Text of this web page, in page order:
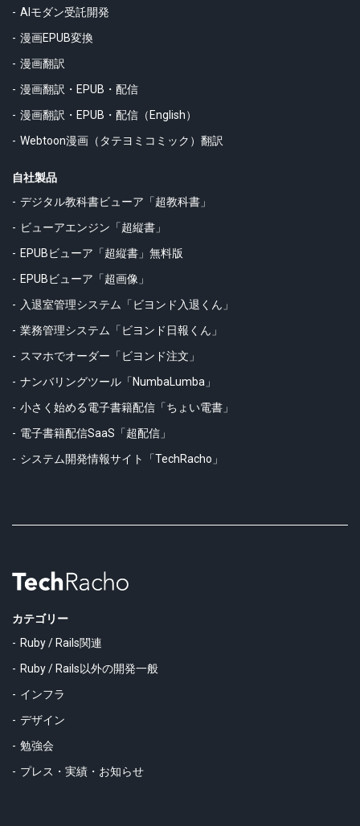
AIモダン受託開発
漫画EPUB変換
漫画翻訳
漫画翻訳・EPUB・配信
漫画翻訳・EPUB・配信（English）
Webtoon漫画（タテヨミコミック）翻訳
自社製品
デジタル教科書ビューア「超教科書」
ビューアエンジン「超縦書」
EPUBビューア「超縦書」無料版
EPUBビューア「超画像」
入退室管理システム「ビヨンド入退くん」
業務管理システム「ビヨンド日報くん」
スマホでオーダー「ビヨンド注文」
ナンバリングツール「NumbaLumba」
小さく始める電子書籍配信「ちょい電書」
電子書籍配信SaaS「超配信」
システム開発情報サイト「TechRacho」
カテゴリー
Ruby / Rails関連
Ruby / Rails以外の開発一般
インフラ
デザイン
勉強会
プレス・実績・お知らせ